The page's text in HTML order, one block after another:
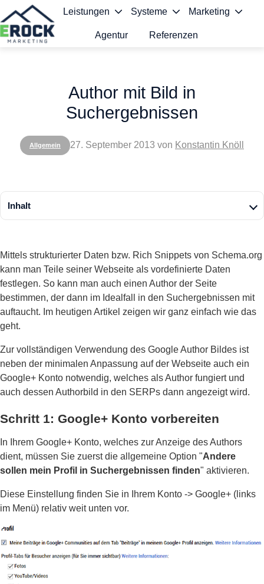
Leistungen Systeme Marketing
Agentur Referenzen
Allgemein
Author mit Bild in
Suchergebnissen
27. September 2013 von Konstantin Knöll
Inhalt
Mittels strukturierter Daten bzw. Rich Snippets von Schema.org
kann man Teile seiner Webseite als vordefinierte Daten
festlegen. So kann man auch einen Author der Seite
bestimmen, der dann im Idealfall in den Suchergebnissen mit
auftaucht. Im heutigen Artikel zeigen wir ganz einfach wie das
geht.
Zur vollständigen Verwendung des Google Author Bildes ist
neben der minimalen Anpassung auf der Webseite auch ein
Google+ Konto notwendig, welches als Author fungiert und
auch dessen Authorbild in den SERPs dann angezeigt wird.
Schritt 1: Google+ Konto vorbereiten
In Ihrem Google+ Konto, welches zur Anzeige des Authors
dient, müssen Sie zuerst die allgemeine Option "Andere
sollen mein Profil in Suchergebnissen finden" aktivieren.
Diese Einstellung finden Sie in Ihrem Konto -> Google+ (links
im Menü) relativ weit unten vor.